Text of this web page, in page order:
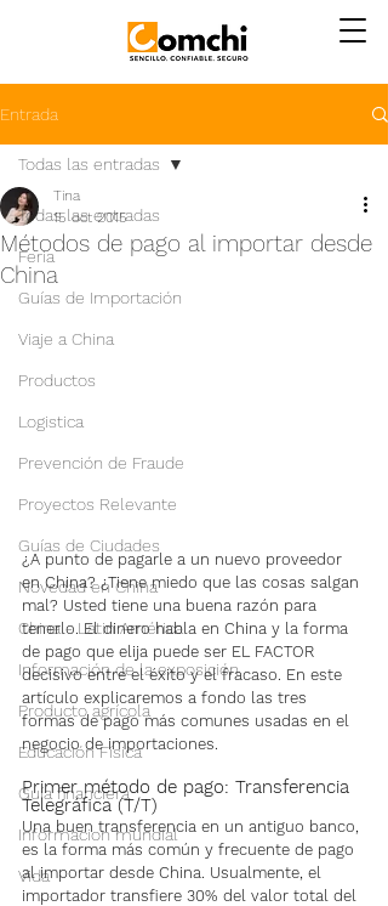
Entrada
Todas las entradas
Feria
Guías de Importación
Viaje a China
Productos
Logistica
Prevención de Fraude
Proyectos Relevante
Guías de Ciudades
Novedad en China
China - Latin América
Información de la exposición
Producto agrícola
Educación Física
Guía financiera
Informacion mundial
Vida
Todas las entradas
Métodos de pago al importar desde
China
Tina
15 oct 2015
¿A punto de pagarle a un nuevo proveedor
en China? ¿Tiene miedo que las cosas salgan
mal? Usted tiene una buena razón para
tenerlo. El dinero habla en China y la forma
de pago que elija puede ser EL FACTOR
decisivo entre el éxito y el fracaso. En este
artículo explicaremos a fondo las tres
formas de pago más comunes usadas en el
negocio de importaciones.
Primer método de pago: Transferencia
Telegráfica (T/T)
Una buen transferencia en un antiguo banco,
es la forma más común y frecuente de pago
al importar desde China. Usualmente, el
importador transfiere 30% del valor total del